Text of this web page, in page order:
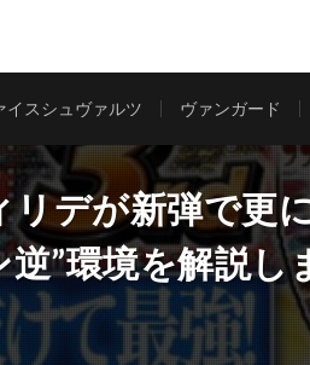
イスシュヴァルツ ヴァンガード
リデが新弾で更
”環境を解説し